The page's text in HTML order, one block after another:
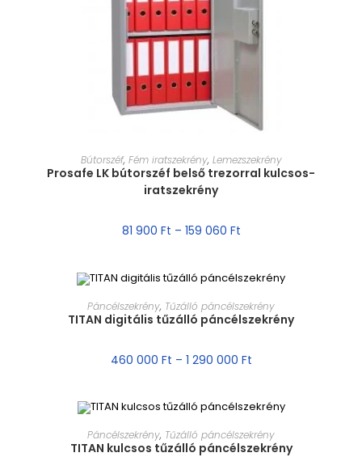
MÉRET VÁLASZTÁSA
Bútorszéf, Fém iratszekrény, Lemezszekrény
Prosafe LK bútorszéf belső trezorral kulcsos-
iratszekrény
81 900 Ft – 159 060 Ft
MÉRET VÁLASZTÁSA
Páncélszekrény, Tűzálló páncélszekrény
TITAN digitális tűzálló páncélszekrény
460 000 Ft – 1 290 000 Ft
MÉRET VÁLASZTÁSA
Páncélszekrény, Tűzálló páncélszekrény
TITAN kulcsos tűzálló páncélszekrény